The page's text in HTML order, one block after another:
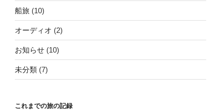
船旅 (10)
オーディオ (2)
お知らせ (10)
未分類 (7)
これまでの旅の記録